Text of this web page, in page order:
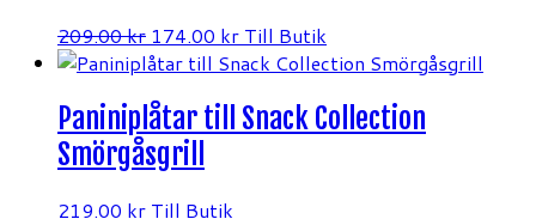
209.00kr Det
ursprungliga
var:
209.00 kr.
174.00 krDet
nuvarande
är:
Till Butik
Paniniplåtar till Snack Collection
Smörgåsgrill
219.00 kr Till Butik